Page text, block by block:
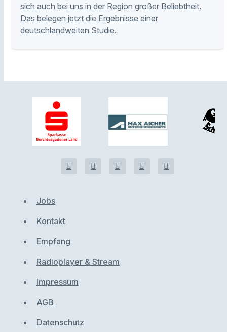
sich auch bei uns in der Region großer Beliebtheit.
Das belegen jetzt die Ergebnisse einer
deutschlandweiten Studie.
Jobs
Kontakt
Empfang
Radioplayer & Stream
Impressum
AGB
Datenschutz